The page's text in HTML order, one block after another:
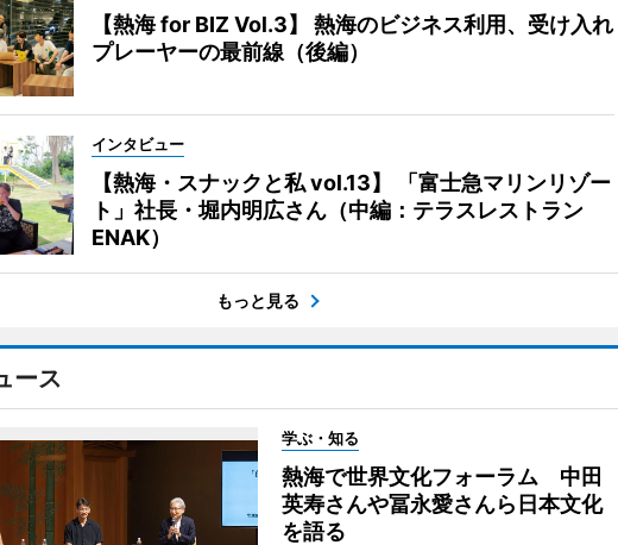
【熱海 for BIZ Vol.3】 熱海のビジネス利用、受け入れ
プレーヤーの最前線（後編）
インタビュー
【熱海・スナックと私 vol.13】 「富士急マリンリゾー
ト」社長・堀内明広さん（中編：テラスレストラン
ENAK）
もっと見る
ース
学ぶ・知る
熱海で世界文化フォーラム 中田
英寿さんや冨永愛さんら日本文化
を語る